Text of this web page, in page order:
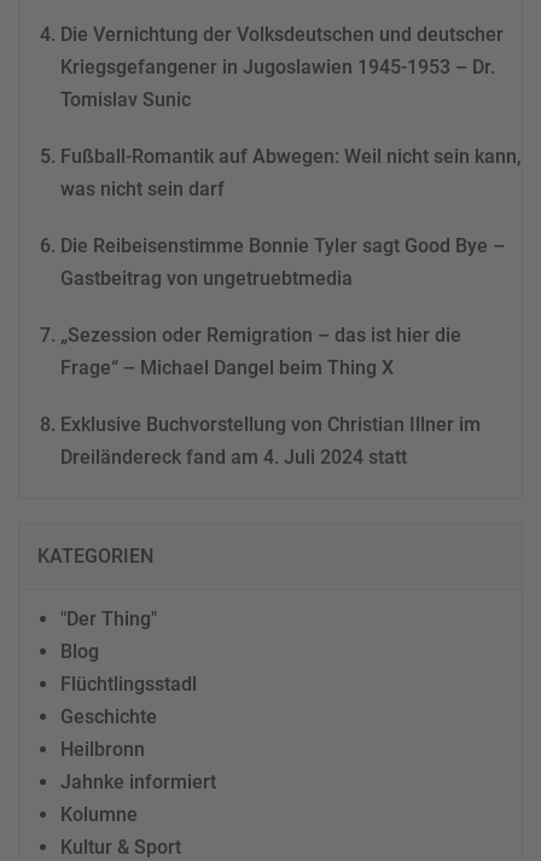
Consent Management
Die Vernichtung der Volksdeutschen und deutscher
Kriegsgefangener in Jugoslawien 1945-1953 – Dr.
Tomislav Sunic
Fußball-Romantik auf Abwegen: Weil nicht sein kann,
was nicht sein darf
Die Reibeisenstimme Bonnie Tyler sagt Good Bye –
Gastbeitrag von ungetruebtmedia
„Sezession oder Remigration – das ist hier die
Frage“ – Michael Dangel beim Thing X
Exklusive Buchvorstellung von Christian Illner im
Dreiländereck fand am 4. Juli 2024 statt
KATEGORIEN
"Der Thing"
Blog
Flüchtlingsstadl
Geschichte
Heilbronn
Jahnke informiert
Kolumne
Kultur & Sport